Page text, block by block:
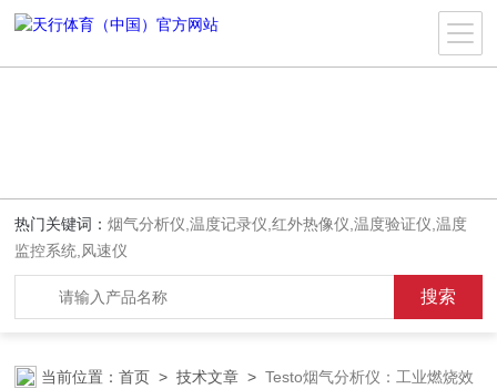
热门关键词：烟气分析仪,温度记录仪,红外热像仪,温度验证仪,温度
监控系统,风速仪
当前位置：首页 >技术文章 >Testo烟气分析仪：工业燃烧效